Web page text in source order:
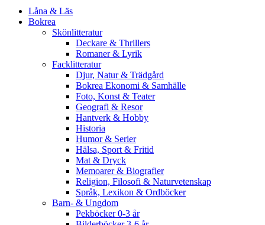
Låna & Läs
Bokrea
Skönlitteratur
Deckare & Thrillers
Romaner & Lyrik
Facklitteratur
Djur, Natur & Trädgård
Bokrea Ekonomi & Samhälle
Foto, Konst & Teater
Geografi & Resor
Hantverk & Hobby
Historia
Humor & Serier
Hälsa, Sport & Fritid
Mat & Dryck
Memoarer & Biografier
Religion, Filosofi & Naturvetenskap
Språk, Lexikon & Ordböcker
Barn- & Ungdom
Pekböcker 0-3 år